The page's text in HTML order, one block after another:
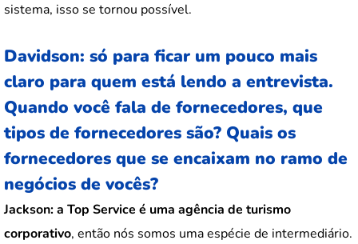
sistema, isso se tornou possível.
Davidson: só para ficar um pouco mais
claro para quem está lendo a entrevista.
Quando você fala de fornecedores, que
tipos de fornecedores são? Quais os
fornecedores que se encaixam no ramo de
negócios de vocês?
Jackson:a Top Service é uma agência de turismo
corporativo, então nós somos uma espécie de intermediário.